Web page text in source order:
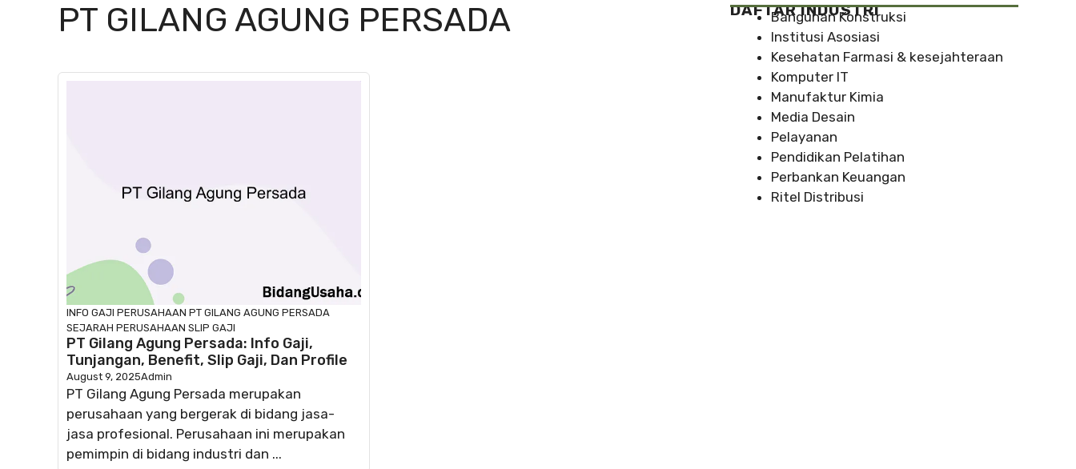
PT GILANG AGUNG PERSADA
INFO GAJI PERUSAHAAN PT GILANG AGUNG PERSADA
SEJARAH PERUSAHAAN SLIP GAJI
PT Gilang Agung Persada: Info Gaji,
Tunjangan, Benefit, Slip Gaji, Dan Profile
August 9, 2025Admin
PT Gilang Agung Persada merupakan
perusahaan yang bergerak di bidang jasa-
jasa profesional. Perusahaan ini merupakan
pemimpin di bidang industri dan ...
DAFTAR INDUSTRI
Bangunan Konstruksi
Institusi Asosiasi
Kesehatan Farmasi & kesejahteraan
Komputer IT
Manufaktur Kimia
Media Desain
Pelayanan
Pendidikan Pelatihan
Perbankan Keuangan
Ritel Distribusi